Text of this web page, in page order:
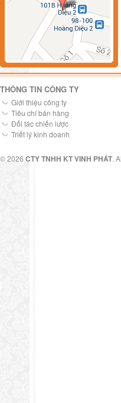
THÔNG TIN CÔNG TY
Giới thiệu công ty
Tiêu chí bán hàng
Đối tác chiến lược
Triết lý kinh doanh
© 2026 CTY TNHH KT VINH PHÁT.